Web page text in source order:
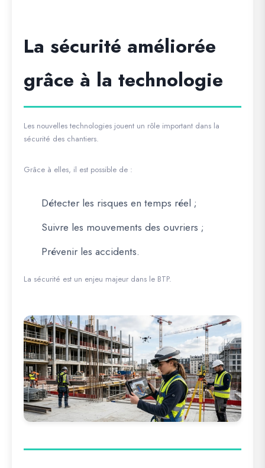
La sécurité améliorée
grâce à la technologie
Les nouvelles technologies jouent un rôle important dans la
sécurité des chantiers.
Grâce à elles, il est possible de :
Détecter les risques en temps réel ;
Suivre les mouvements des ouvriers ;
Prévenir les accidents.
La sécurité est un enjeu majeur dans le BTP.